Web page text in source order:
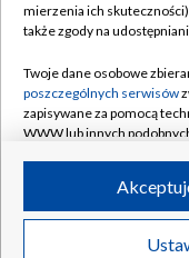
Naziemna
Rada Programowa
System NOS
Informacje o
Program dla prasy
©2026
mierzenia ich
także zgody na
Twoje dane osobowe
poszczególnych serwisów
zapisywane za pomocą
WWW lub innych
ruchu w Internecie.
Twoje dane osobowe